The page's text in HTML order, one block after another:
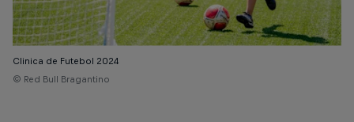
Clinica de Futebol 2024
© Red Bull Bragantino